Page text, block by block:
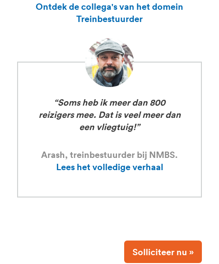
Ontdek de collega's van het domein
Treinbestuurder
“Soms heb ik meer dan 800
reizigers mee. Dat is veel meer dan
een vliegtuig!”
Arash, treinbestuurder bij NMBS.
Lees het volledige verhaal
Solliciteer nu »